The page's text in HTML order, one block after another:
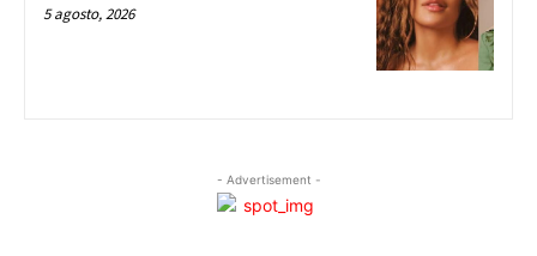
5 agosto, 2026
- Advertisement -